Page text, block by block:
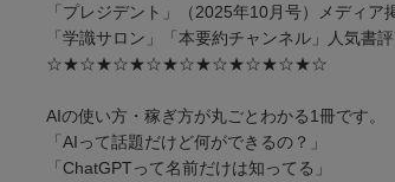
「プレジデント」（2025年10月号）メディア
「学識サロン」「本要約チャンネル」人気書
☆★☆★☆★☆★☆★☆★☆★☆★☆
AIの使い方・稼ぎ方が丸ごとわかる1冊です。
「AIって話題だけど何ができるの？」
「ChatGPTって名前だけは知ってる」